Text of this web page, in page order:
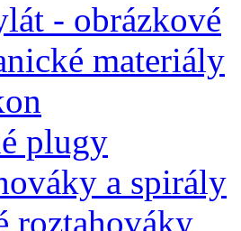
- obrázkové
materiály
plugy
a spirály
roztahováky